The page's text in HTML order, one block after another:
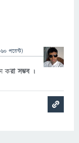
পয়েন্ট)
করা সম্ভব ।